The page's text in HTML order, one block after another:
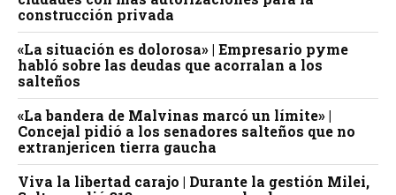
construcción privada
«La situación es dolorosa» | Empresario pyme
habló sobre las deudas que acorralan a los
salteños
«La bandera de Malvinas marcó un límite» |
Concejal pidió a los senadores salteños que no
extranjericen tierra gaucha
Viva la libertad carajo | Durante la gestión Milei,